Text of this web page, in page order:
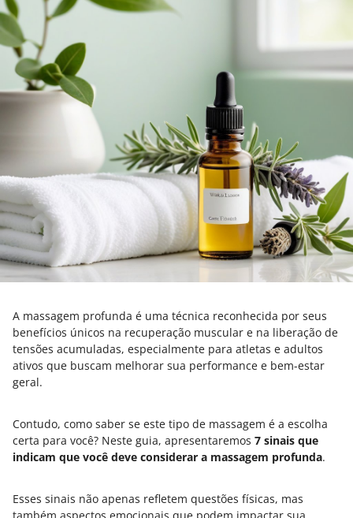
A massagem profunda é uma técnica reconhecida por seus
benefícios únicos na recuperação muscular e na liberação de
tensões acumuladas, especialmente para atletas e adultos
ativos que buscam melhorar sua performance e bem-estar
geral.
Contudo, como saber se este tipo de massagem é a escolha
certa para você? Neste guia, apresentaremos 7 sinais que
indicam que você deve considerar a massagem profunda.
Esses sinais não apenas refletem questões físicas, mas